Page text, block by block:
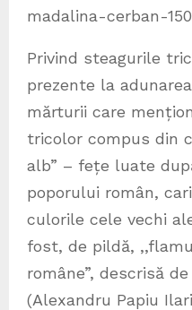
madalina-cerban-
Privind steagurile
prezente la
mărturii care
tricolor compus din
alb” – fețe luate
poporului român,
culorile cele vechi
fost, de pildă,
române”, descrisă
(Alexandru Papiu